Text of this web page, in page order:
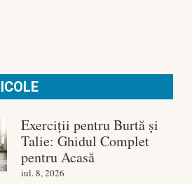
Exerciții pentru Burtă și
Talie: Ghidul Complet
pentru Acasă
iul. 8, 2026